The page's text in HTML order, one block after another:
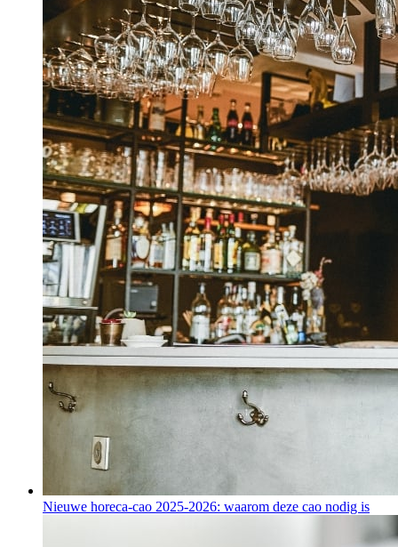
Nieuwe horeca-cao 2025-2026: waarom deze cao nodig is